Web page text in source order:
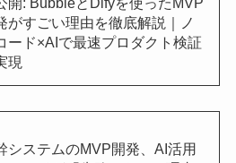
がすごい理由を徹底解説｜ノ
ード×AIで最速プロダクト検証
現
システムのMVP開発、AI活用